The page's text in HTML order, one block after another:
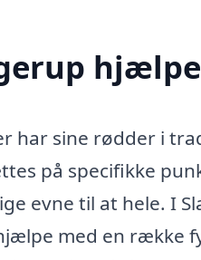
har sine rødder i
på specifikke
evne til at hele. I
med en række